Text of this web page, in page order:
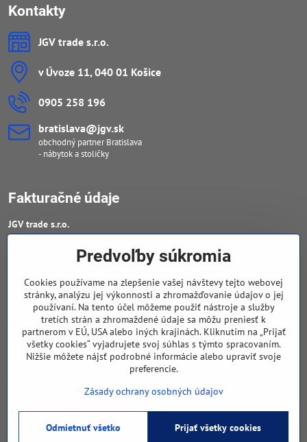
Kontakty
JGV trade s​.r​.o​.
v Úvoze 11, 040 01 Košice
0905 258 196
bratislava​@jgv​.sk
obchodný partner Bratislava
- nábytok a stoličky
Fakturačné údaje
JGV trade s​.r​.o​.
DIČ : 20223652906
IČ DPH : SK 2023652906
Sledujte naše novinky
Facebook
©
Copyright
Predvoľby súkromia
Cookies používame na zlepšenie vašej návštevy tejto webovej
stránky, analýzu jej výkonnosti a zhromažďovanie údajov o jej
používaní. Na tento účel môžeme použiť nástroje a služby
tretích strán a zhromaždené údaje sa môžu preniesť k
partnerom v EÚ, USA alebo iných krajinách. Kliknutím na „Prijať
všetky cookies“ vyjadrujete svoj súhlas s týmto spracovaním.
Nižšie môžete nájsť podrobné informácie alebo upraviť svoje
preferencie.
Zásady ochrany osobných údajov
Prijať všetky cookies
Odmietnuť všetko